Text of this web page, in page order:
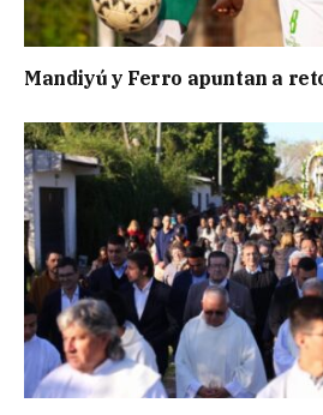
Mandiyú y Ferro apuntan a